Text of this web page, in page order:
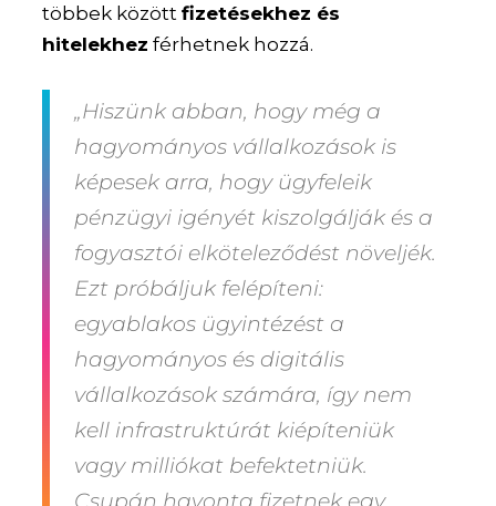
többek közöttfizetésekhez és
hitelekhez férhetnek hozzá.
„Hiszünk abban, hogy még a
hagyományos vállalkozások is
képesek arra, hogy ügyfeleik
pénzügyi igényét kiszolgálják és a
fogyasztói elköteleződést növeljék.
Ezt próbáljuk felépíteni:
egyablakos ügyintézést a
hagyományos és digitális
vállalkozások számára, így nem
kell infrastruktúrát kiépíteniük
vagy milliókat befektetniük.